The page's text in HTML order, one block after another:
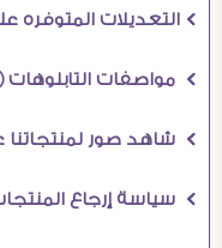
Ö التعديلات المتوفره على هذا التابلوه
Ö مواصفات التابلوهات ( الخامات و الصناعة )
Ö شاهد صور لمنتجاتنا على الواقع
Ö سياسة إرجاع المنتجات